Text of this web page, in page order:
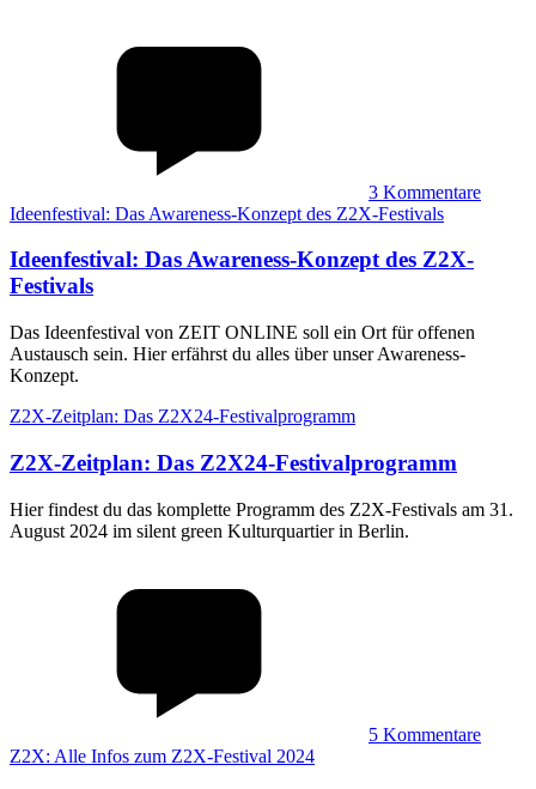
3 Kommentare
Ideenfestival: Das Awareness-Konzept des Z2X-Festivals
Ideenfestival: Das Awareness-Konzept des Z2X-
Festivals
Das Ideenfestival von ZEIT ONLINE soll ein Ort für offenen
Austausch sein. Hier erfährst du alles über unser Awareness-
Konzept.
Z2X-Zeitplan: Das Z2X24-Festivalprogramm
Z2X-Zeitplan: Das Z2X24-Festivalprogramm
Hier findest du das komplette Programm des Z2X-Festivals am 31.
August 2024 im silent green Kulturquartier in Berlin.
5 Kommentare
Z2X: Alle Infos zum Z2X-Festival 2024